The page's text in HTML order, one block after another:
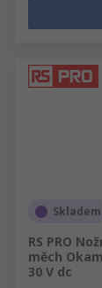
Skladem
RS PRO
měch
30 V dc